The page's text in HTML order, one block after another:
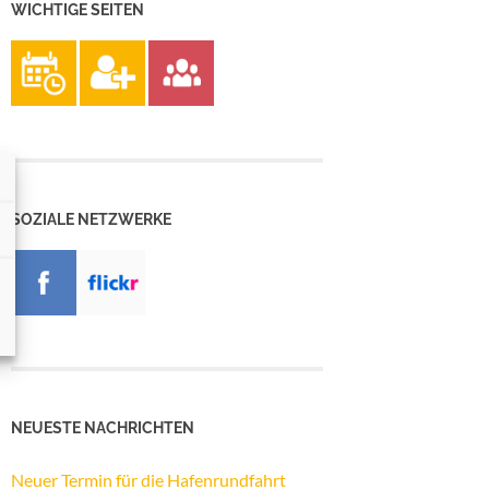
WICHTIGE SEITEN
SOZIALE NETZWERKE
NEUESTE NACHRICHTEN
Neuer Termin für die Hafenrundfahrt